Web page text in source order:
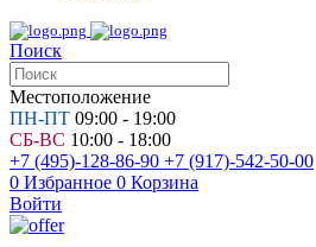
Поиск
Местоположение
ПН-ПТ 09:00 - 19:00
СБ-ВС 10:00 - 18:00
+7 (495)-128-86-90 +7 (917)-542-50-00
0 Избранное 0 Корзина
Войти